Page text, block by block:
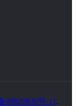
09020836号-11 .